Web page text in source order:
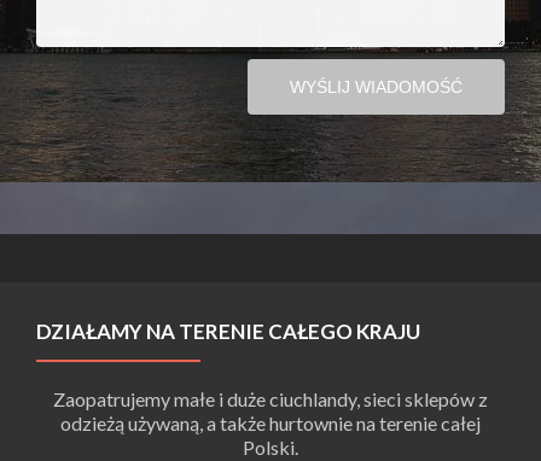
WYŚLIJ WIADOMOŚĆ
DZIAŁAMY NA TERENIE CAŁEGO KRAJU
Zaopatrujemy małe i duże ciuchlandy, sieci sklepów z
odzieżą używaną, a także hurtownie na terenie całej
Polski.